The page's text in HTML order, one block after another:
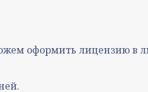
оформить лицензию в